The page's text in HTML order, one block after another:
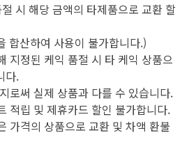
시 해당 금액의 타제품으로 교환 할
합산하여 사용이 불가합니다.)
지정된 케익 품절 시 타 케익 상품으
다.
로써 실제 상품과 다를 수 있습니다.
적립 및 제휴카드 할인 불가합니다.
가격의 상품으로 교환 및 차액 환불